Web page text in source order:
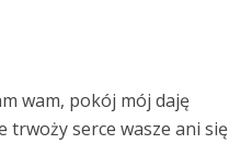
wam, pokój mój daję
trwoży serce wasze ani się